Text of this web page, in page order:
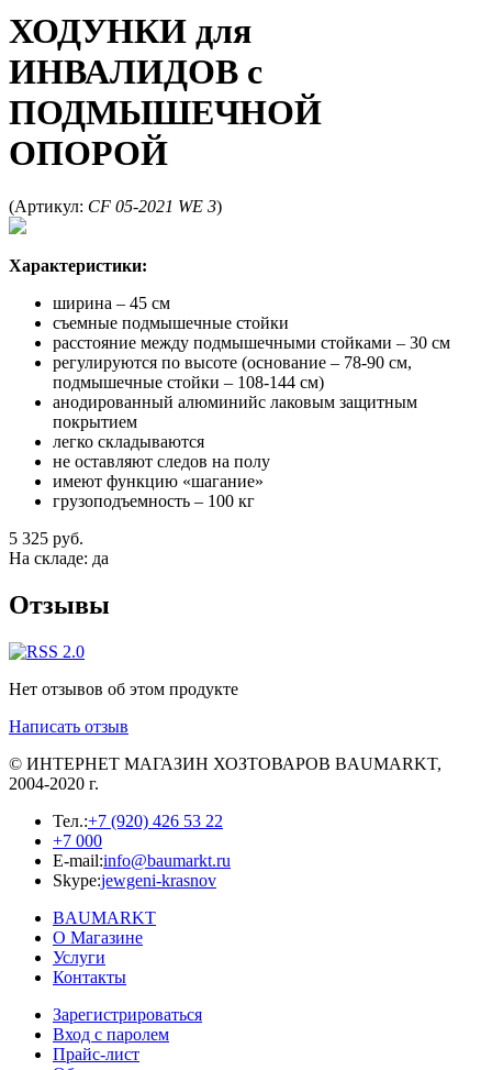
ХОДУНКИ для
ИНВАЛИДОВ с
ПОДМЫШЕЧНОЙ
ОПОРОЙ
(Артикул: CF 05-2021 WE 3)
Характеристики:
ширина – 45 см
съемные подмышечные стойки
расстояние между подмышечными стойками – 30 см
регулируются по высоте (основание – 78-90 см,
подмышечные стойки – 108-144 см)
анодированный алюминийc лаковым защитным
покрытием
легко складываются
не оставляют следов на полу
имеют функцию «шагание»
грузоподъемность – 100 кг
5 325 руб.
На складе: да
Отзывы
Нет отзывов об этом продукте
Написать отзыв
© ИНТЕРНЕТ МАГАЗИН ХОЗТОВАРОВ BAUMARKT,
2004-2020 г.
Тел.:+7 (920) 426 53 22
+7 000
E-mail:info@baumarkt.ru
Skype:jewgeni-krasnov
BAUMARKT
О Магазине
Услуги
Контакты
Зарегистрироваться
Вход с паролем
Прайс-лист